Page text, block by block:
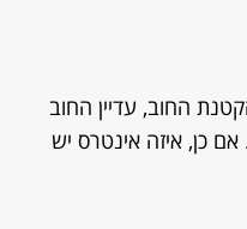
החוב, עדיין החוב
אם כן, איזה אינטרס יש